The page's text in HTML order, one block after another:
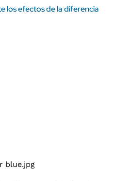
los efectos de la diferencia